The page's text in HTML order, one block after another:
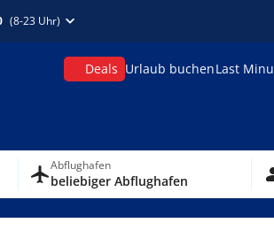
(8-23 Uhr)
Deals Urlaub buchenLast
Abflughafen
beliebiger Abflughafen